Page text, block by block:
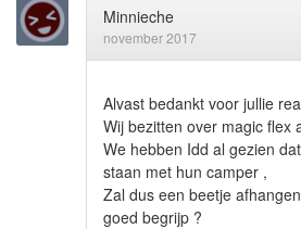
Minnieche
november 2017
Alvast bedankt voor jullie
Wij bezitten over magic flex
We hebben Idd al gezien
staan met hun camper ,
Zal dus een beetje
goed begrijp ?